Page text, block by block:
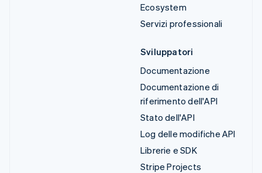
Ecosystem
Servizi professionali
Sviluppatori
Documentazione
Documentazione di
riferimento dell'API
Stato dell'API
Log delle modifiche API
Librerie e SDK
Stripe Projects